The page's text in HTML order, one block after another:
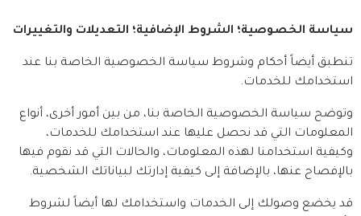
سياسة الخصوصية؛ الشروط الإضافية؛ التعديلات والتغييرات
تنطبق أيضاً أحكام وشروط سياسة الخصوصية الخاصة بنا عند
استخدامك للخدمات.
وتوضح سياسة الخصوصية الخاصة بنا، من بين أمور أخرى، أنواع
المعلومات التي قد نحصل عليها عند استخدامك للخدمات،
وكيفية استخدامنا لهذه المعلومات، والحالات التي قد نقوم فيها
بالإفصاح عنها، بالإضافة إلى كيفية إدارتك لبياناتك الشخصية.
قد يخضع وصولك إلى الخدمات واستخدامك لها أيضاً لشروط